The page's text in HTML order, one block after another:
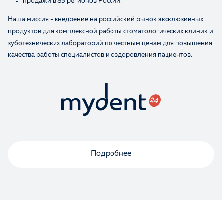
Наша миссия - внедрение на российский рынок эксклюзивных
продуктов для комплексной работы стоматологических клиник и
зуботехнических лабораторий по честным ценам для повышения
качества работы специалистов и оздоровления пациентов.
Подробнее